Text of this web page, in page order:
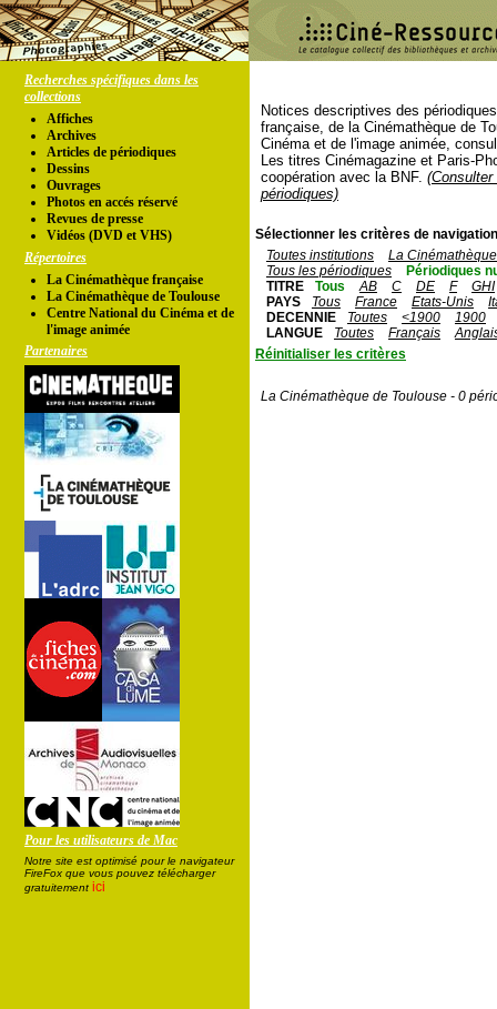
Recherches spécifiques dans les
collections
Affiches
Archives
Articles de périodiques
Dessins
Ouvrages
Photos en accés réservé
Revues de presse
Vidéos (DVD et VHS)
Répertoires
La Cinémathèque française
La Cinémathèque de Toulouse
Centre National du Cinéma et de
l'image animée
Partenaires
Pour les utilisateurs de Mac
Notre site est optimisé pour le navigateur
FireFox que vous pouvez télécharger
gratuitement ici
Notices descriptives des
française, de la Cinémathèque de
Cinéma et de l'image animée,
Les titres Cinémagazine et Paris-
coopération avec la BNF.
périodiques)
Sélectionner les critères de
Toutes institutions
La
Tous les périodiques
Périodiques
TITRE
Tous AB C DE F
GHI
PAYS
Tous France Etats-Unis
DECENNIE
Toutes <1900
1900
LANGUE
Toutes Français
Réinitialiser les critères
La Cinémathèque de Toulouse - 0